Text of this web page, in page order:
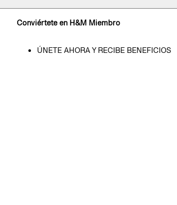
Conviértete en H&M Miembro
ÚNETE AHORA Y RECIBE BENEFICIOS